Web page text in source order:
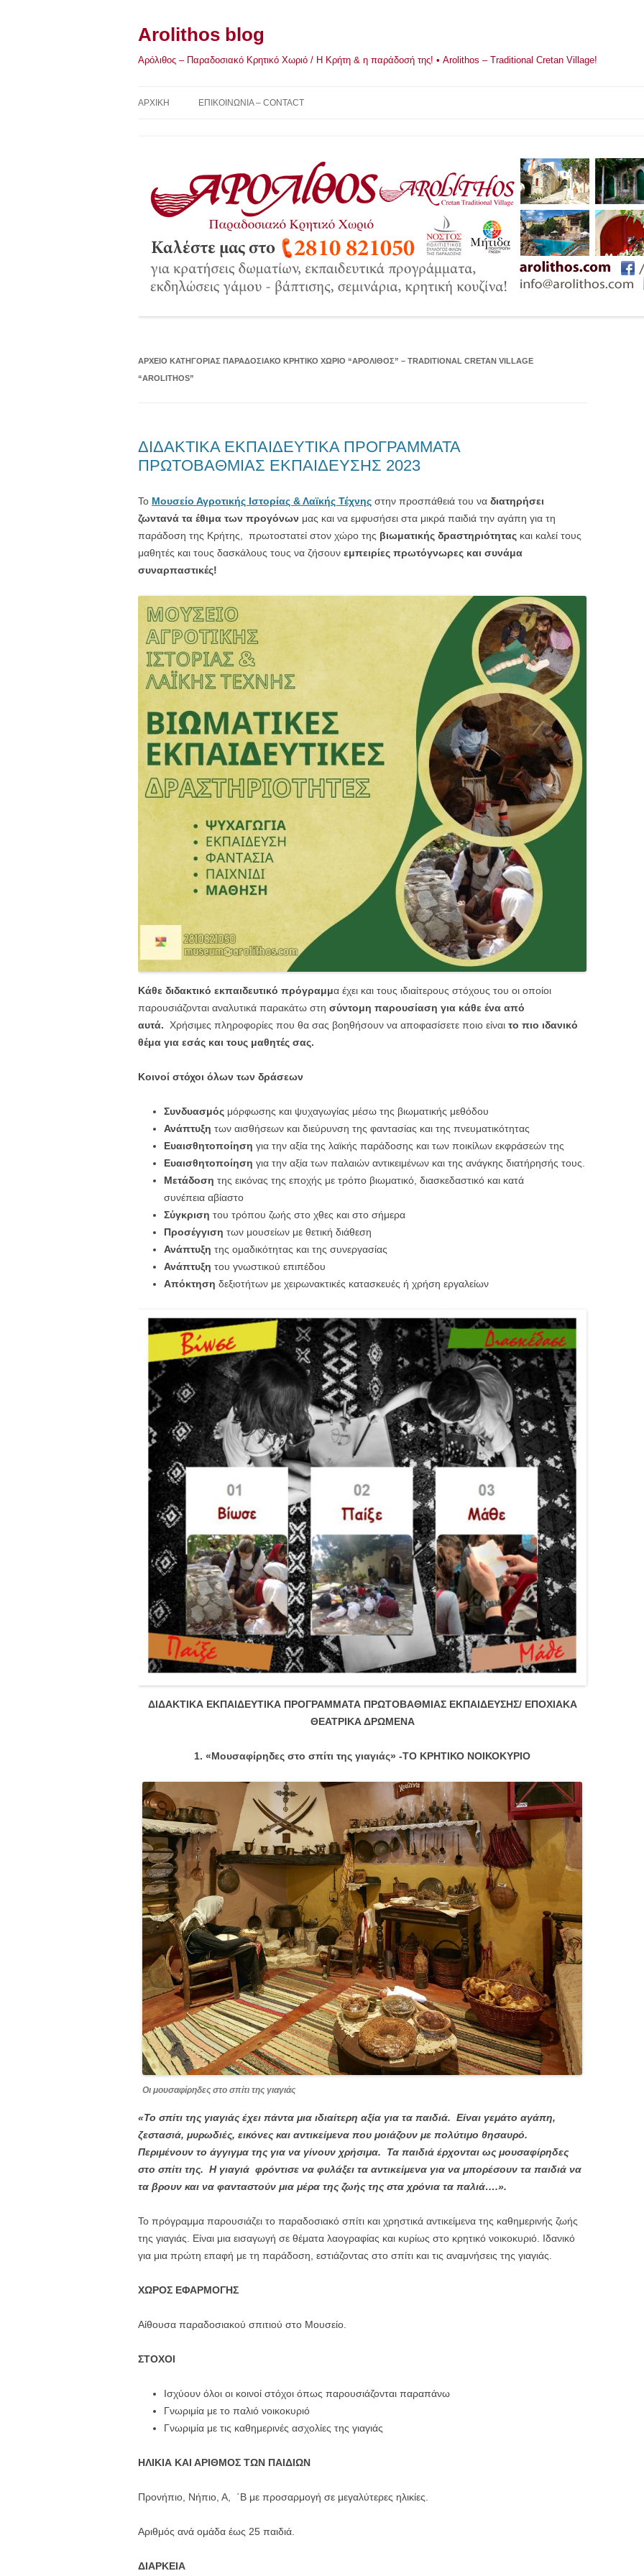
Arolithos blog
Αρόλιθος – Παραδοσιακό Κρητικό Χωριό / Η Κρήτη & η παράδοσή της! • Arolithos – Traditional Cretan Village!
ΑΡΧΙΚΉ ΕΠΙΚΟΙΝΩΝΙΑ – CONTACT
ΑΡΧΕΊΟ ΚΑΤΗΓΟΡΊΑΣ ΠΑΡΑΔΟΣΙΑΚΌ ΚΡΗΤΙΚΌ ΧΩΡΙΌ “ΑΡΌΛΙΘΟΣ” – TRADITIONAL CRETAN VILLAGE
“AROLITHOS”
ΔΙΔΑΚΤΙΚΑ ΕΚΠΑΙΔΕΥΤΙΚΑ ΠΡΟΓΡΑΜΜΑΤΑ
ΠΡΩΤΟΒΑΘΜΙΑΣ ΕΚΠΑΙΔΕΥΣΗΣ 2023
Το Μουσείο Αγροτικής Ιστορίας & Λαϊκής Τέχνης στην προσπάθειά του να διατηρήσει
ζωντανά τα έθιμα των προγόνων μας και να εμφυσήσει στα μικρά παιδιά την αγάπη για τη
παράδοση της Κρήτης, πρωτοστατεί στον χώρο της βιωματικής δραστηριότητας και καλεί τους
μαθητές και τους δασκάλους τους να ζήσουν εμπειρίες πρωτόγνωρες και συνάμα
συναρπαστικές!
Κάθε διδακτικό εκπαιδευτικό πρόγραμμα έχει και τους ιδιαίτερους στόχους του οι οποίοι
παρουσιάζονται αναλυτικά παρακάτω στη σύντομη παρουσίαση για κάθε ένα από
αυτά.
Χρήσιμες πληροφορίες που θα σας βοηθήσουν να αποφασίσετε ποιο είναι το πιο ιδανικό
θέμα για εσάς και τους μαθητές σας.
Κοινοί στόχοι όλων των δράσεων
Συνδυασμός μόρφωσης και ψυχαγωγίας μέσω της βιωματικής μεθόδου
Ανάπτυξη των αισθήσεων και διεύρυνση της φαντασίας και της πνευματικότητας
Ευαισθητοποίηση για την αξία της λαϊκής παράδοσης και των ποικίλων εκφράσεών της
Ευαισθητοποίηση για την αξία των παλαιών αντικειμένων και της ανάγκης διατήρησής τους.
Μετάδοση της εικόνας της εποχής με τρόπο βιωματικό, διασκεδαστικό και κατά
συνέπεια αβίαστο
Σύγκριση του τρόπου ζωής στο χθες και στο σήμερα
Προσέγγιση των μουσείων με θετική διάθεση
Ανάπτυξη της ομαδικότητας και της συνεργασίας
Ανάπτυξη του γνωστικού επιπέδου
Απόκτηση δεξιοτήτων με χειρωνακτικές κατασκευές ή χρήση εργαλείων
ΔΙΔΑΚΤΙΚΑ ΕΚΠΑΙΔΕΥΤΙΚΑ ΠΡΟΓΡΑΜΜΑΤΑ ΠΡΩΤΟΒΑΘΜΙΑΣ ΕΚΠΑΙΔΕΥΣΗΣ/ ΕΠΟΧΙΑΚΑ
ΘΕΑΤΡΙΚΑ ΔΡΩΜΕΝΑ
1. «Μουσαφίρηδες στο σπίτι της γιαγιάς» -ΤΟ ΚΡΗΤΙΚΟ ΝΟΙΚΟΚΥΡΙΟ
Οι μουσαφίρηδες στο σπίτι της γιαγιάς
«Το σπίτι της γιαγιάς έχει πάντα μια ιδιαίτερη αξία για τα παιδιά. Είναι γεμάτο αγάπη,
ζεστασιά, μυρωδιές, εικόνες και αντικείμενα που μοιάζουν με πολύτιμο θησαυρό.
Περιμένουν το άγγιγμα της για να γίνουν χρήσιμα. Τα παιδιά έρχονται ως μουσαφίρηδες
στο σπίτι της. Η γιαγιά φρόντισε να φυλάξει τα αντικείμενα για να μπορέσουν τα παιδιά να
τα βρουν και να φανταστούν μια μέρα της ζωής της στα χρόνια τα παλιά….».
Το πρόγραμμα παρουσιάζει το παραδοσιακό σπίτι και χρηστικά αντικείμενα της καθημερινής ζωής
της γιαγιάς. Είναι μια εισαγωγή σε θέματα λαογραφίας και κυρίως στο κρητικό νοικοκυριό. Ιδανικό
για μια πρώτη επαφή με τη παράδοση, εστιάζοντας στο σπίτι και τις αναμνήσεις της γιαγιάς.
ΧΩΡΟΣ ΕΦΑΡΜΟΓΗΣ
Αίθουσα παραδοσιακού σπιτιού στο Μουσείο.
ΣΤΟΧΟΙ
Ισχύουν όλοι οι κοινοί στόχοι όπως παρουσιάζονται παραπάνω
Γνωριμία με το παλιό νοικοκυριό
Γνωριμία με τις καθημερινές ασχολίες της γιαγιάς
ΗΛΙΚΙΑ ΚΑΙ ΑΡΙΘΜΟΣ ΤΩΝ ΠΑΙΔΙΩΝ
Προνήπιο, Νήπιο, Α, ΄Β με προσαρμογή σε μεγαλύτερες ηλικίες.
Αριθμός ανά ομάδα έως 25 παιδιά.
ΔΙΑΡΚΕΙΑ